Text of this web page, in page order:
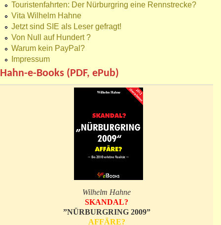
Touristenfahrten: Der Nürburgring eine Rennstrecke?
Vita Wilhelm Hahne
Jetzt sind SIE als Leser gefragt!
Von Null auf Hundert ?
Warum kein PayPal?
Impressum
Hahn-e-Books (PDF, ePub)
Wilhelm Hahne
SKANDAL?
”NÜRBURGRING 2009”
AFFÄRE?